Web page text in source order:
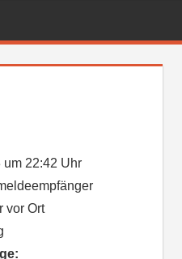
FEUERWEHR
um 22:42 Uhr
vor Ort